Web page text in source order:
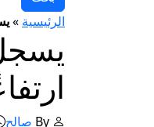
الرئيسية »
By صالح